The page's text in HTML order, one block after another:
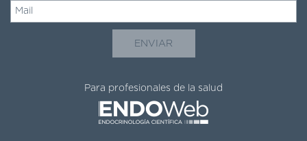
Para profesionales de la salud